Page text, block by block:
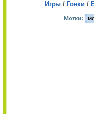
Игры / Гонки /
Метки: